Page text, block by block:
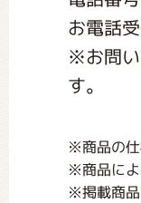
お電話
※お問い
す。
※商品の仕
※商品によ
※掲載商品